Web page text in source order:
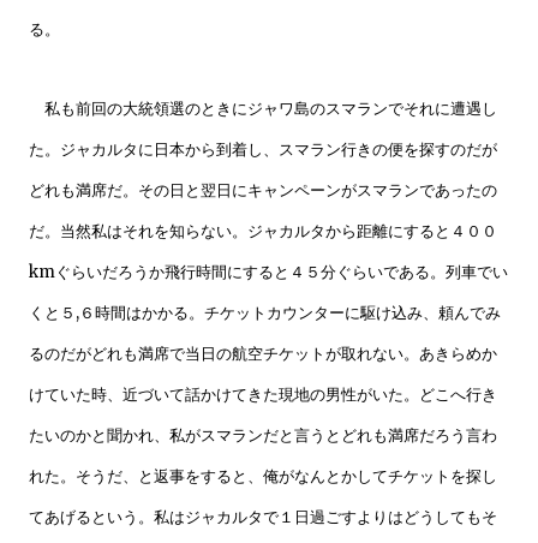
る。
私も前回の大統領選のときにジャワ島のスマランでそれに遭遇し
た。ジャカルタに日本から到着し、スマラン行きの便を探すのだが
どれも満席だ。その日と翌日にキャンペーンがスマランであったの
だ。当然私はそれを知らない。ジャカルタから距離にすると４００
kmぐらいだろうか飛行時間にすると４５分ぐらいである。列車でい
くと５,６時間はかかる。チケットカウンターに駆け込み、頼んでみ
るのだがどれも満席で当日の航空チケットが取れない。あきらめか
けていた時、近づいて話かけてきた現地の男性がいた。どこへ行き
たいのかと聞かれ、私がスマランだと言うとどれも満席だろう言わ
れた。そうだ、と返事をすると、俺がなんとかしてチケットを探し
てあげるという。私はジャカルタで１日過ごすよりはどうしてもそ